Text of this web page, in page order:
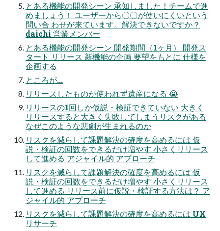
とある機能の開発シーン 承知しました！チームで進
めましょう！ ユーザーから〇〇が使いにくいという
問い合 わせが来ています。解決できないですか？
daichi 営業メンバー
とある機能の開発シーン 開発期間（1ヶ月） 開発ス
タート リリース 新機能の企画 要望をもとに 仕様を
企画する
ところが...
リリースしたものが使われず遺産になる 😭
リリースの1回しか仮説・検証できていない 大きく
リリースすると大きく失敗してしまうリスクがある
なぜこのような悲劇が生まれるのか
リスクを減らして課題解決の確度を高めるには 仮
説・検証の回数をできるだけ増やす 小さくリリース
して進める アジャイル的 アプローチ
リスクを減らして課題解決の確度を高めるには 仮
説・検証の回数をできるだけ増やす 小さくリリース
して進める リリース前に仮説・検証する方法は？ ア
ジャイル的 アプローチ
リスクを減らして課題解決の確度を高めるには UX
リサーチ